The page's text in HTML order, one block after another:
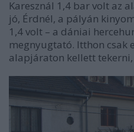
Karesznál 1,4 bar volt az
jó, Érdnél, a pályán
1,4 volt – a dániai
megnyugtató. Itthon csak
alapjáraton kellett